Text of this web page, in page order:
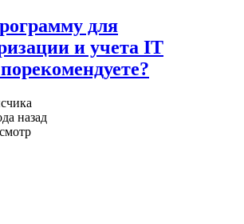
для
и учета IT
назад